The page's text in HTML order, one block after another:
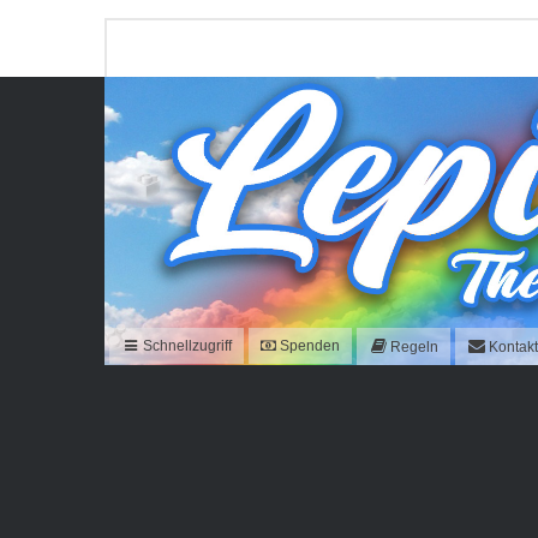
Schnellzugriff Spenden Regeln Kontakt